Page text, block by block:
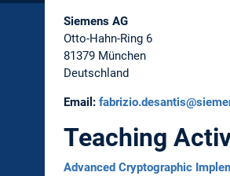
Siemens AG
Otto-Hahn-Ring 6
81379 München
Deutschland
Email:
Teaching
Advanced Cryptographic